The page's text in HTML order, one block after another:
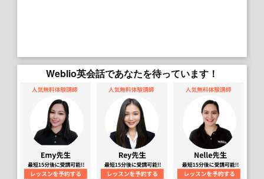
Weblio英会話であなたを待っています！